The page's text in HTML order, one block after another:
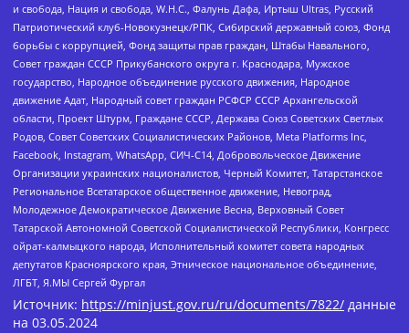
и свобода, Нация и свобода, W.H.С., Фалунь Дафа, Иртыш Ultras, Русский
Патриотический клуб-Новокузнецк/РПК, Сибирский державный союз, Фонд
борьбы с коррупцией, Фонд защиты прав граждан, Штабы Навального,
Совет граждан СССР Прикубанского округа г. Краснодара, Мужское
государство, Народное объединение русского движения, Народное
движение Адат, Народный совет граждан РСФСР СССР Архангельской
области, Проект Штурм, Граждане СССР, Держава Союз Советских Светлых
Родов, Совет Советских Социалистических Районов, Meta Platforms Inc,
Facebook, Instagram, WhatsApp, СИЧ-С14, Добровольческое Движение
Организации украинских националистов, Черный Комитет, Татарстанское
Региональное Всетатарское общественное движение, Невоград,
Молодежное Демократическое Движение Весна, Верховный Совет
Татарской Автономной Советской Социалистической Республики, Конгресс
ойрат-калмыцкого народа, Исполнительный комитет совета народных
депутатов Красноярского края, Этническое национальное объединение,
ЛГБТ, Я.МЫ Сергей Фургал
Источник: https://minjust.gov.ru/ru/documents/7822/ данные
на 03.05.2024